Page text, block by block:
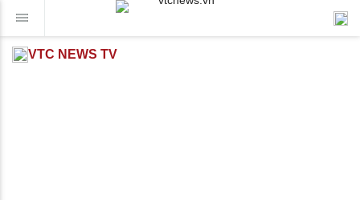
VTC NEWS TV